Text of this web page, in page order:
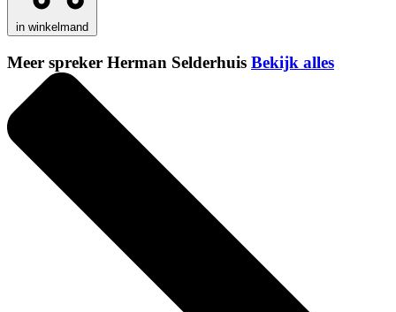
in winkelmand
Meer spreker Herman Selderhuis Bekijk alles